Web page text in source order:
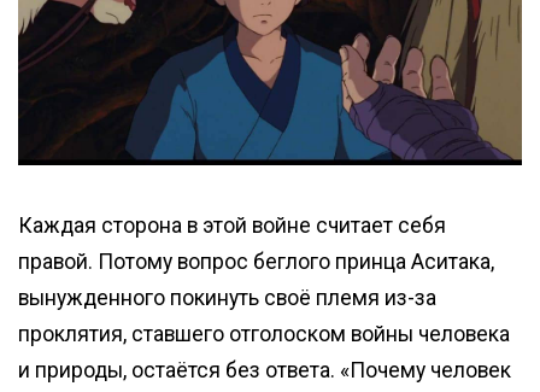
Каждая сторона в этой войне считает себя
правой. Потому вопрос беглого принца Аситака,
вынужденного покинуть своё племя из-за
проклятия, ставшего отголоском войны человека
и природы, остаётся без ответа. «Почему человек